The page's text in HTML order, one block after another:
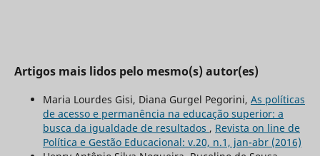
Artigos mais lidos pelo mesmo(s) autor(es)
Maria Lourdes Gisi, Diana Gurgel Pegorini, As políticas
de acesso e permanência na educação superior: a
busca da igualdade de resultados , Revista on line de
Política e Gestão Educacional: v.20, n.1, jan-abr (2016)